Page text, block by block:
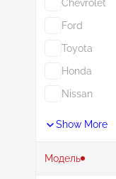
Chevrolet
Ford
Toyota
Honda
Nissan
Show More
Модель